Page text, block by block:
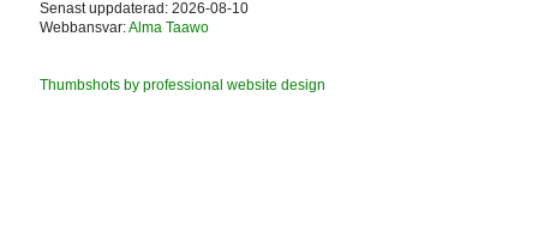
Senast uppdaterad: 2026-08-10
Webbansvar:Alma Taawo
Thumbshots by professional website design